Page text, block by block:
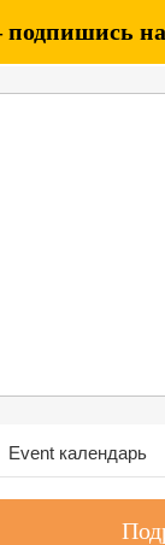
Event календарь